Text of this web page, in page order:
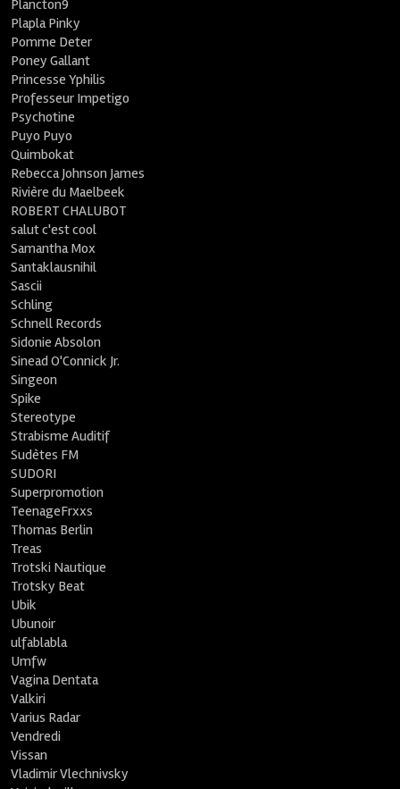
Plancton9
Plapla Pinky
Pomme Deter
Poney Gallant
Princesse Yphilis
Professeur Impetigo
Psychotine
Puyo Puyo
Quimbokat
Rebecca Johnson James
Rivière du Maelbeek
ROBERT CHALUBOT
salut c'est cool
Samantha Mox
Santaklausnihil
Sascii
Schling
Schnell Records
Sidonie Absolon
Sinead O'Connick Jr.
Singeon
Spike
Stereotype
Strabisme Auditif
Sudètes FM
SUDORI
Superpromotion
TeenageFrxxs
Thomas Berlin
Treas
Trotski Nautique
Trotsky Beat
Ubik
Ubunoir
ulfablabla
Umfw
Vagina Dentata
Valkiri
Varius Radar
Vendredi
Vissan
Vladimir Vlechnivsky